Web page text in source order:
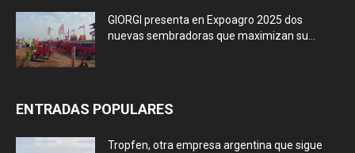
GIORGI presenta en Expoagro 2025 dos
nuevas sembradoras que maximizan su...
ENTRADAS POPULARES
Tropfen, otra empresa argentina que sigue